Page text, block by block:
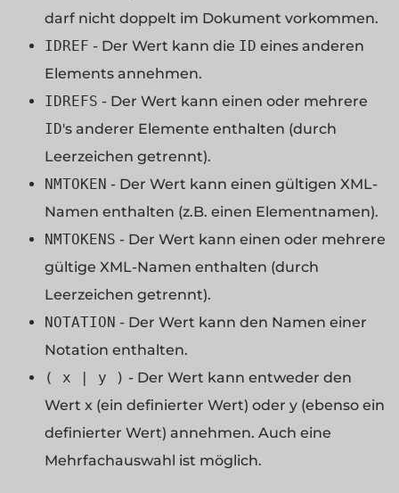
darf nicht doppelt im Dokument vorkommen.
IDREF - Der Wert kann die ID eines anderen
Elements annehmen.
IDREFS - Der Wert kann einen oder mehrere
ID's anderer Elemente enthalten (durch
Leerzeichen getrennt).
NMTOKEN - Der Wert kann einen gültigen XML-
Namen enthalten (z.B. einen Elementnamen).
NMTOKENS - Der Wert kann einen oder mehrere
gültige XML-Namen enthalten (durch
Leerzeichen getrennt).
NOTATION - Der Wert kann den Namen einer
Notation enthalten.
( x | y ) - Der Wert kann entweder den
Wert x (ein definierter Wert) oder y (ebenso ein
definierter Wert) annehmen. Auch eine
Mehrfachauswahl ist möglich.